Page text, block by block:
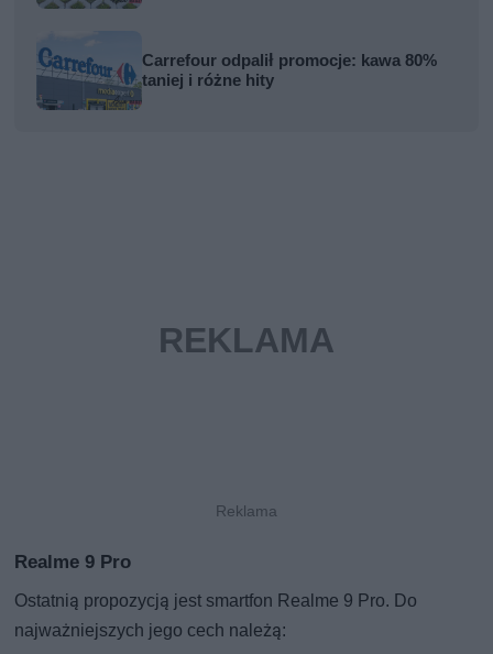
Carrefour odpalił promocje: kawa 80%
taniej i różne hity
Realme 9 Pro
Ostatnią propozycją jest smartfon Realme 9 Pro. Do
najważniejszych jego cech należą: